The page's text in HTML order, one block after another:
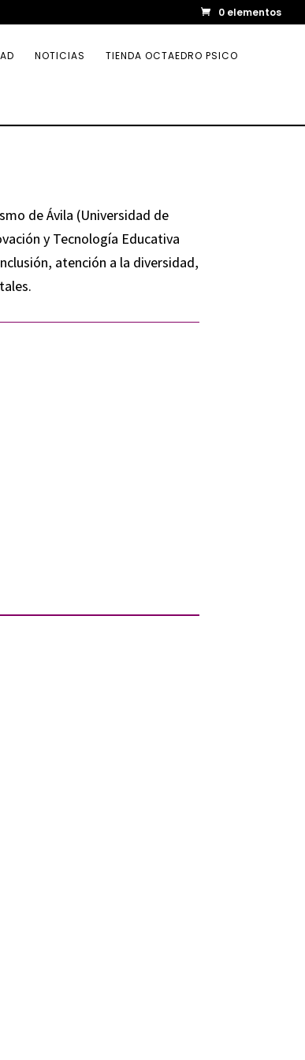
0 elementos
NOTICIAS TIENDA OCTAEDRO PSICO
de Ávila (Universidad de
y Tecnología Educativa
atención a la diversidad,